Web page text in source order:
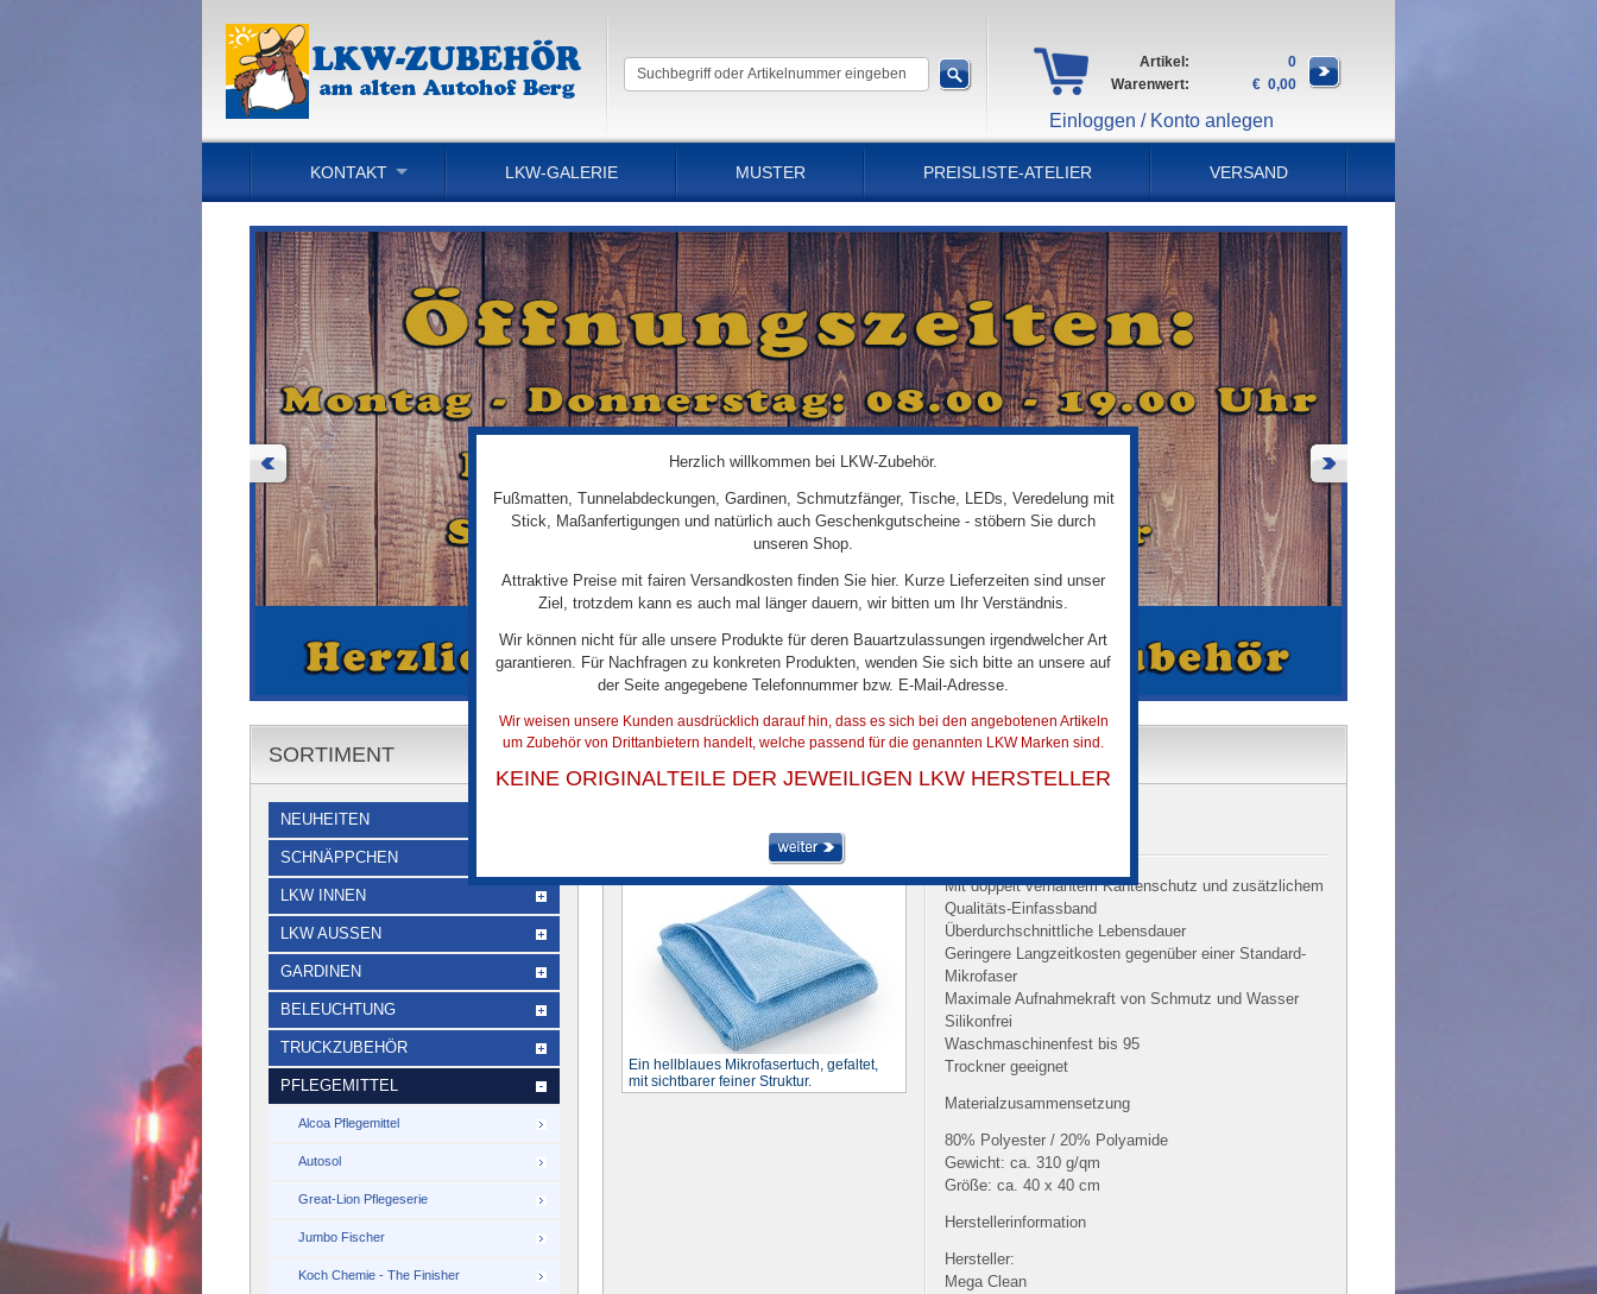
Artikel:
0
Warenwert:
€ 0,00
Einloggen / Konto anlegen
KONTAKT LKW-GALERIE MUSTER PREISLISTE-ATELIER VERSAND
ARTIKELDETAILS
Ein hellblaues Mikrofasertuch, gefaltet,
mit sichtbarer feiner Struktur.
Mit doppelt vernähtem Kantenschutz und zusätzlichem
Qualitäts-Einfassband
Überdurchschnittliche Lebensdauer
Geringere Langzeitkosten gegenüber einer Standard-
Mikrofaser
Maximale Aufnahmekraft von Schmutz und Wasser
Silikonfrei
Waschmaschinenfest bis 95
Trockner geeignet
Materialzusammensetzung
80% Polyester / 20% Polyamide
Gewicht: ca. 310 g/qm
Größe: ca. 40 x 40 cm
Herstellerinformation
Hersteller:
Mega Clean
SORTIMENT
NEUHEITEN
SCHNÄPPCHEN
LKW INNEN
LKW AUSSEN
GARDINEN
BELEUCHTUNG
TRUCKZUBEHÖR
PFLEGEMITTEL
Alcoa Pflegemittel
Autosol
Great-Lion Pflegeserie
Jumbo Fischer
Koch Chemie - The Finisher
Herzlich willkommen bei LKW-Zubehör.
Fußmatten, Tunnelabdeckungen, Gardinen, Schmutzfänger, Tische, LEDs, Veredelung mit
Stick, Maßanfertigungen und natürlich auch Geschenkgutscheine - stöbern Sie durch
unseren Shop.
Attraktive Preise mit fairen Versandkosten finden Sie hier. Kurze Lieferzeiten sind unser
Ziel, trotzdem kann es auch mal länger dauern, wir bitten um Ihr Verständnis.
Wir können nicht für alle unsere Produkte für deren Bauartzulassungen irgendwelcher Art
garantieren. Für Nachfragen zu konkreten Produkten, wenden Sie sich bitte an unsere auf
der Seite angegebene Telefonnummer bzw. E-Mail-Adresse.
Wir weisen unsere Kunden ausdrücklich darauf hin, dass es sich bei den angebotenen Artikeln
um Zubehör von Drittanbietern handelt, welche passend für die genannten LKW Marken sind.
KEINE ORIGINALTEILE DER JEWEILIGEN LKW HERSTELLER